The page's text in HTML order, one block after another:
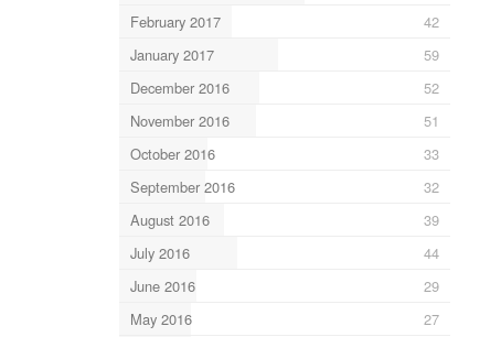
February 2017
42
January 2017
59
December 2016
52
November 2016
51
October 2016
33
September 2016
32
August 2016
39
July 2016
44
June 2016
29
May 2016
27